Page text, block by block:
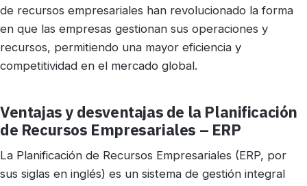
de recursos empresariales han revolucionado la forma
en que las empresas gestionan sus operaciones y
recursos, permitiendo una mayor eficiencia y
competitividad en el mercado global.
Ventajas y desventajas de la Planificación
de Recursos Empresariales – ERP
La Planificación de Recursos Empresariales (ERP, por
sus siglas en inglés) es un sistema de gestión integral